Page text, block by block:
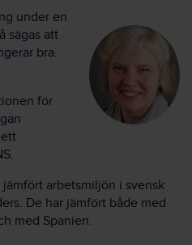
under en
sägas att
bra.
för
jämfört arbetsmiljön i svensk
De har jämfört både med
med Spanien.